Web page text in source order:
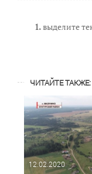
1.выделите
ЧИТАЙТЕ ТАКЖЕ:
12.02.2020